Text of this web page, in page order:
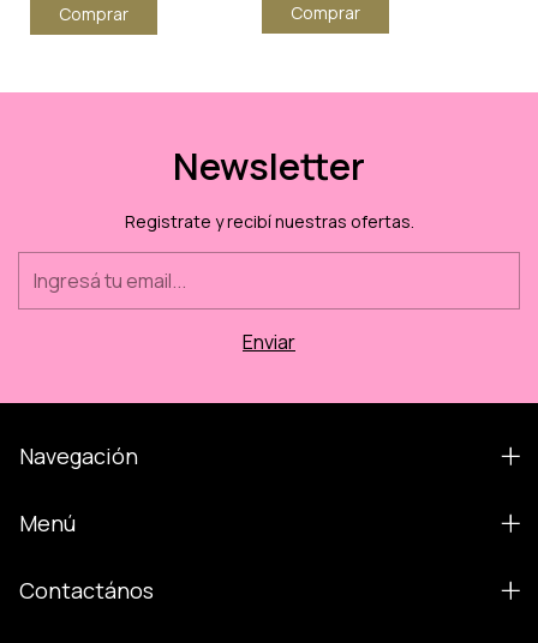
Comprar Comprar
Newsletter
Registrate y recibí nuestras ofertas.
Navegación
Menú
Contactános